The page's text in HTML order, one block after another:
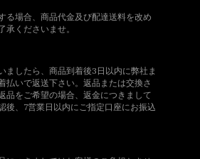
る場合、商品代金及び配達送料を改め
承くださいませ。
ましたら、商品到着後3日以内に弊社ま
払いで返送下さい。返品または交換さ
品をご希望の場合、返金につきまして
後、7営業日以内にご指定口座にお振込